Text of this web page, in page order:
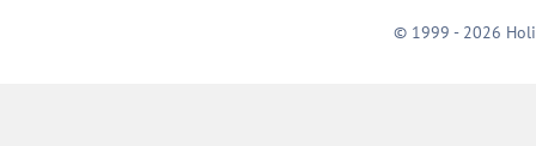
© 1999 - 2026